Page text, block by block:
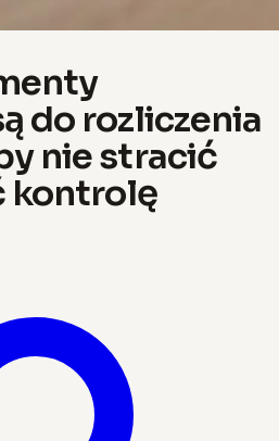
do rozliczenia
nie stracić
kontrolę